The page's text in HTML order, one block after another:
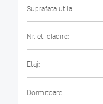
Suprafata utila:
Nr. et. cladire:
Etaj:
Dormitoare: